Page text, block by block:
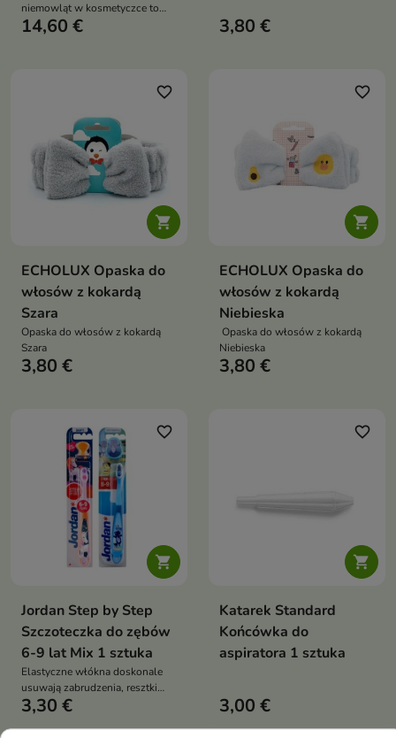
niemowląt w kosmetyczce to
praktyczny komplet akcesoriów,
oddechowe maluszka
14,60 € 3,80 €

favorite_border
ECHOLUX Opaska do
włosów z kokardą
Szara
Opaska do włosów z kokardą
Szara
3,80 €

favorite_border
ECHOLUX Opaska do
włosów z kokardą
Niebieska
Opaska do włosów z kokardą
Niebieska
3,80 €

favorite_border
Jordan Step by Step
Szczoteczka do zębów
6-9 lat Mix 1 sztuka
Elastyczne włókna doskonale
usuwają zabrudzenia, resztki
jedzenia i osad
3,30 €

favorite_border
Katarek Standard
Końcówka do
aspiratora 1 sztuka
3,00 €